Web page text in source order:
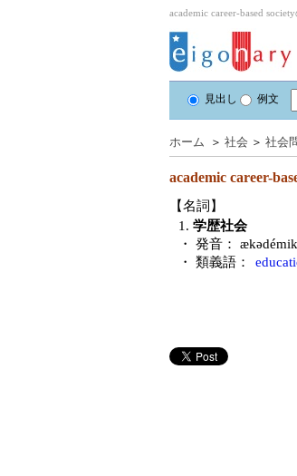
academic career-based
見出し 例文
ホーム ＞ 社会 ＞ 社会
academic career-
【名詞】
1. 学歴社会
・ 発音：
・ 類義語：